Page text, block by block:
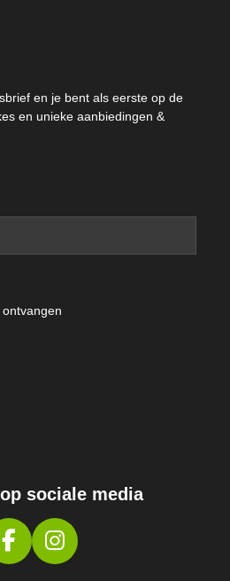
en je bent als eerste op de
en unieke aanbiedingen &
sociale media
F
A
I
N